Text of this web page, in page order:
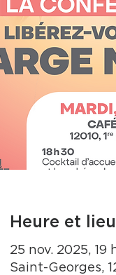
Heure et lieu
25 nov. 2025, 19
Saint-Georges,